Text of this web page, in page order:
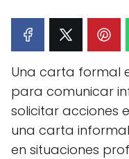
Una carta formal
para comunicar
solicitar acciones
una carta
en situaciones